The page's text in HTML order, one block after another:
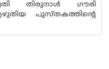
തിരുനാള്‍ ഗൗരി
പുസ്തകത്തിന്റെ